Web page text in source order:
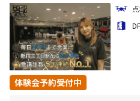
体験会予約受付中